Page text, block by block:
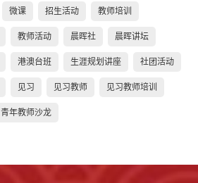
微课 招生活动 教师培训
教师活动 晨晖社 晨晖讲坛
港澳台班 生涯规划讲座 社团活动
见习 见习教师 见习教师培训
青年教师沙龙